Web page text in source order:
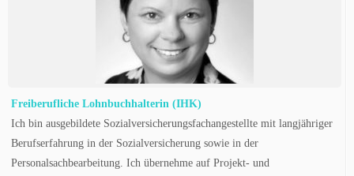
Freiberufliche Lohnbuchhalterin (IHK)
Ich bin ausgebildete Sozialversicherungsfachangestellte mit langjähriger
Berufserfahrung in der Sozialversicherung sowie in der
Personalsachbearbeitung. Ich übernehme auf Projekt- und